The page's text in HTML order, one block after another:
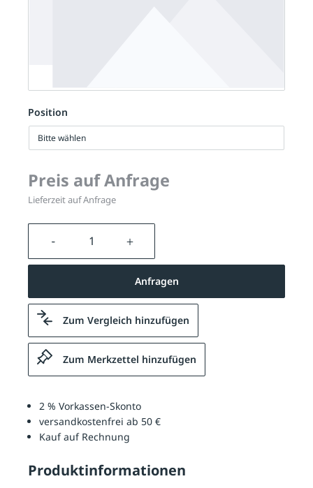
Position
Bitte wählen
Preis auf Anfrage
Lieferzeit auf Anfrage
Produkt Anzahl: Gib den
Anfragen
Zum Vergleich hinzufügen
Zum Merkzettel hinzufügen
2 % Vorkassen-Skonto
versandkostenfrei ab 50 €
Kauf auf Rechnung
Produktinformationen